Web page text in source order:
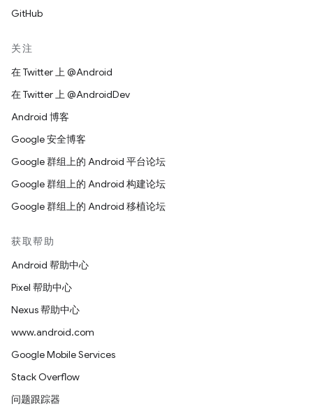
GitHub
关注
在 Twitter 上 @Android
在 Twitter 上 @AndroidDev
Android 博客
Google 安全博客
Google 群组上的 Android 平台论坛
Google 群组上的 Android 构建论坛
Google 群组上的 Android 移植论坛
获取帮助
Android 帮助中心
Pixel 帮助中心
Nexus 帮助中心
www.android.com
Google Mobile Services
Stack Overflow
问题跟踪器